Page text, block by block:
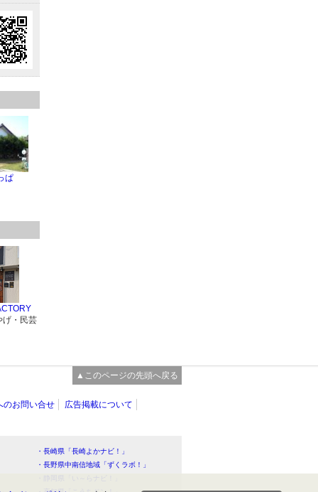
ぱ
げ・民芸
▲このページの先頭へ戻る
のお問い合せ
広告掲載について
・長崎県「長崎よかナビ！」
・長野県中南信地域「ずくラボ！」